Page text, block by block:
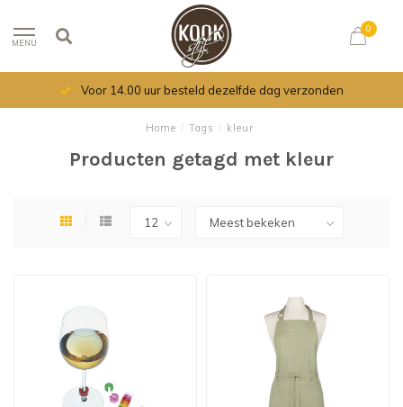
MENU
0
Voor 14.00 uur besteld dezelfde dag verzonden
Home / Tags / kleur
Producten getagd met kleur